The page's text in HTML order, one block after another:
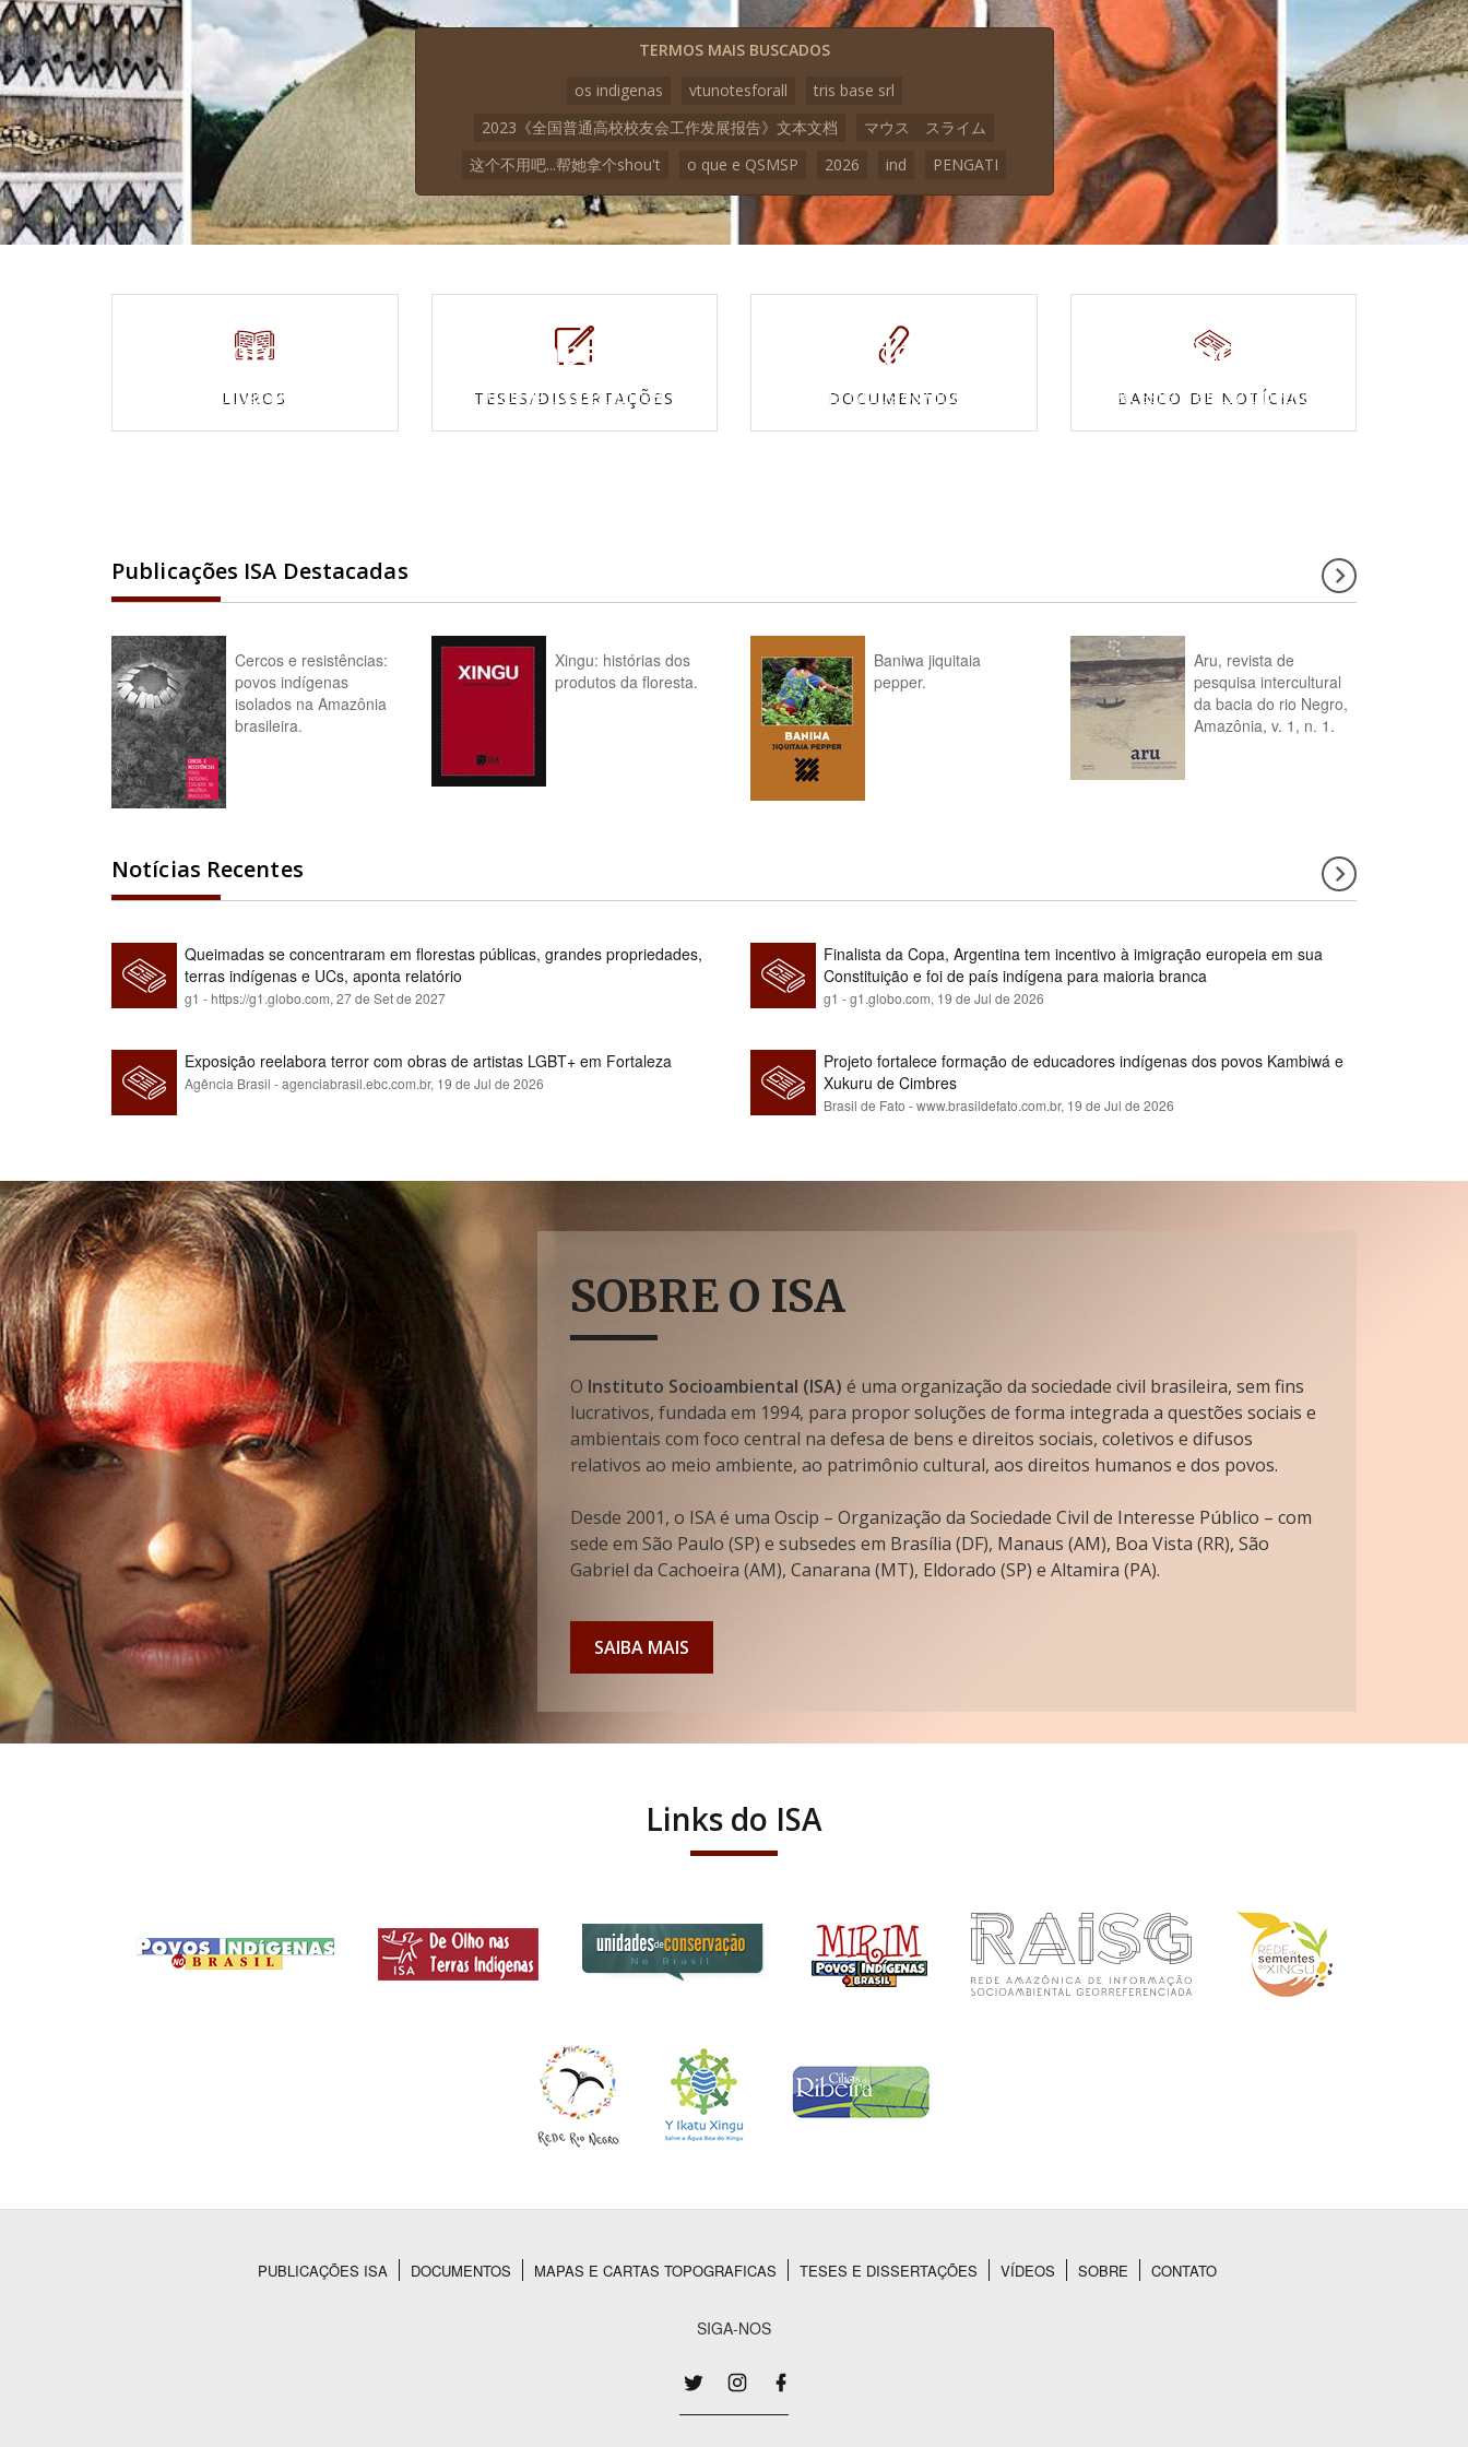
TERMOS MAIS BUSCADOS
os indigenas
vtunotesforall
tris base srl
2023《全国普通高校校友会工作发展报告》文本文档
マウス スライム
这个不用吧...帮她拿个shou't
o que e QSMSP 2026 ind PENGATI
LIVROS TESES/DISSERTAÇÕES DOCUMENTOS BANCO DE NOTÍCIAS
Fotos
Confira nossas galerias
Mapas e
Cartas topográficas
Vídeos
Veja todos os vídeos
Povos Indígenas
Acesse a enciclopédia
Publicações ISA Destacadas
Cercos e resistências:
povos indígenas
isolados na Amazônia
brasileira.
Xingu: histórias dos
produtos da floresta.
Baniwa jiquitaia
pepper.
Aru, revista de
pesquisa intercultural
da bacia do rio Negro,
Amazônia, v. 1, n. 1.
Notícias Recentes
Queimadas se concentraram em florestas públicas, grandes propriedades,
terras indígenas e UCs, aponta relatório
g1 - https://g1.globo.com, 27 de Set de 2027
Finalista da Copa, Argentina tem incentivo à imigração europeia em sua
Constituição e foi de país indígena para maioria branca
g1 - g1.globo.com, 19 de Jul de 2026
Exposição reelabora terror com obras de artistas LGBT+ em Fortaleza
Agência Brasil - agenciabrasil.ebc.com.br, 19 de Jul de 2026
Projeto fortalece formação de educadores indígenas dos povos Kambiwá e
Xukuru de Cimbres
Brasil de Fato - www.brasildefato.com.br, 19 de Jul de 2026
SOBRE O ISA
O Instituto Socioambiental (ISA) é uma organização da sociedade civil brasileira, sem fins
lucrativos, fundada em 1994, para propor soluções de forma integrada a questões sociais e
ambientais com foco central na defesa de bens e direitos sociais, coletivos e difusos
relativos ao meio ambiente, ao patrimônio cultural, aos direitos humanos e dos povos.
Desde 2001, o ISA é uma Oscip – Organização da Sociedade Civil de Interesse Público – com
sede em São Paulo (SP) e subsedes em Brasília (DF), Manaus (AM), Boa Vista (RR), São
Gabriel da Cachoeira (AM), Canarana (MT), Eldorado (SP) e Altamira (PA).
SAIBA MAIS
Links do ISA
PUBLICAÇÕES ISA DOCUMENTOS MAPAS E CARTAS TOPOGRAFICAS TESES E DISSERTAÇÕES VÍDEOS SOBRE CONTATO
SIGA-NOS